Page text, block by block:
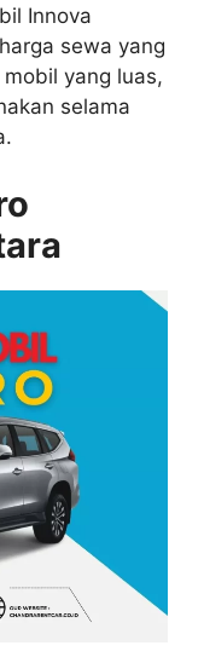
Innova
sewa yang
yang luas,
selama